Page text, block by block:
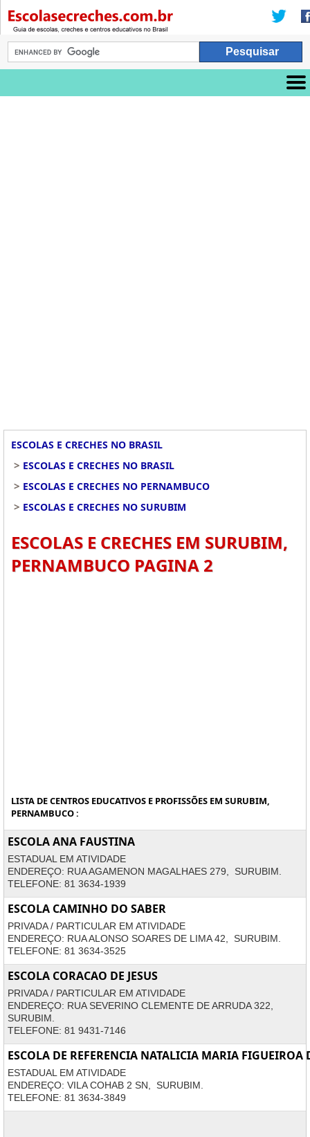
ESCOLAS E CRECHES NO BRASIL
> ESCOLAS E CRECHES NO BRASIL
> ESCOLAS E CRECHES NO PERNAMBUCO
> ESCOLAS E CRECHES NO SURUBIM
ESCOLAS E CRECHES EM SURUBIM,
PERNAMBUCO PAGINA 2
LISTA DE CENTROS EDUCATIVOS E PROFISSÕES EM SURUBIM,
PERNAMBUCO :
ESCOLA ANA FAUSTINA
ESTADUAL EM ATIVIDADE
ENDEREÇO: RUA AGAMENON MAGALHAES 279, SURUBIM.
TELEFONE: 81 3634-1939
ESCOLA CAMINHO DO SABER
PRIVADA / PARTICULAR EM ATIVIDADE
ENDEREÇO: RUA ALONSO SOARES DE LIMA 42, SURUBIM.
TELEFONE: 81 3634-3525
ESCOLA CORACAO DE JESUS
PRIVADA / PARTICULAR EM ATIVIDADE
ENDEREÇO: RUA SEVERINO CLEMENTE DE ARRUDA 322,
SURUBIM.
TELEFONE: 81 9431-7146
ESCOLA DE REFERENCIA NATALICIA MARIA FIGUEIROA
ESTADUAL EM ATIVIDADE
ENDEREÇO: VILA COHAB 2 SN, SURUBIM.
TELEFONE: 81 3634-3849